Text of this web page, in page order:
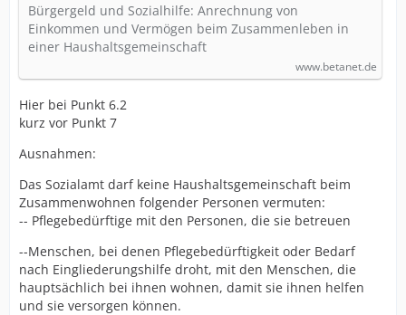
Bürgergeld und Sozialhilfe: Anrechnung von
Einkommen und Vermögen beim Zusammenleben in
einer Haushaltsgemeinschaft
www.betanet.de
Hier bei Punkt 6.2
kurz vor Punkt 7
Ausnahmen:
Das Sozialamt darf keine Haushaltsgemeinschaft beim
Zusammenwohnen folgender Personen vermuten:
-- Pflegebedürftige mit den Personen, die sie betreuen
--Menschen, bei denen Pflegebedürftigkeit oder Bedarf
nach Eingliederungshilfe droht, mit den Menschen, die
hauptsächlich bei ihnen wohnen, damit sie ihnen helfen
und sie versorgen können.